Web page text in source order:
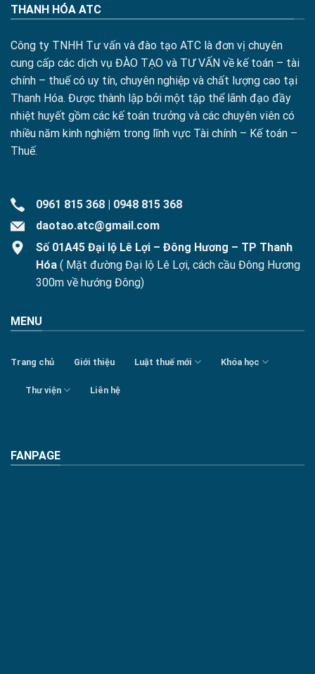
THANH HÓA ATC
Công ty TNHH Tư vấn và đào tạo ATC là đơn vị chuyên
cung cấp các dịch vụ ĐÀO TẠO và TƯ VẤN về kế toán – tài
chính – thuế có uy tín, chuyên nghiệp và chất lượng cao tại
Thanh Hóa. Được thành lập bởi một tập thể lãnh đạo đầy
nhiệt huyết gồm các kế toán trưởng và các chuyên viên có
nhiều năm kinh nghiệm trong lĩnh vực Tài chính – Kế toán –
Thuế.
0961 815 368
0948 815 368
daotao.atc@gmail.com
Số 01A45 Đại lộ Lê Lợi – Đông Hương – TP Thanh
Hóa ( Mặt đường Đại lộ Lê Lợi, cách cầu Đông Hương
300m về hướng Đông)
MENU
Trang chủ Giới thiệu Luật thuế mới Khóa học
Thư viện Liên hệ
FANPAGE